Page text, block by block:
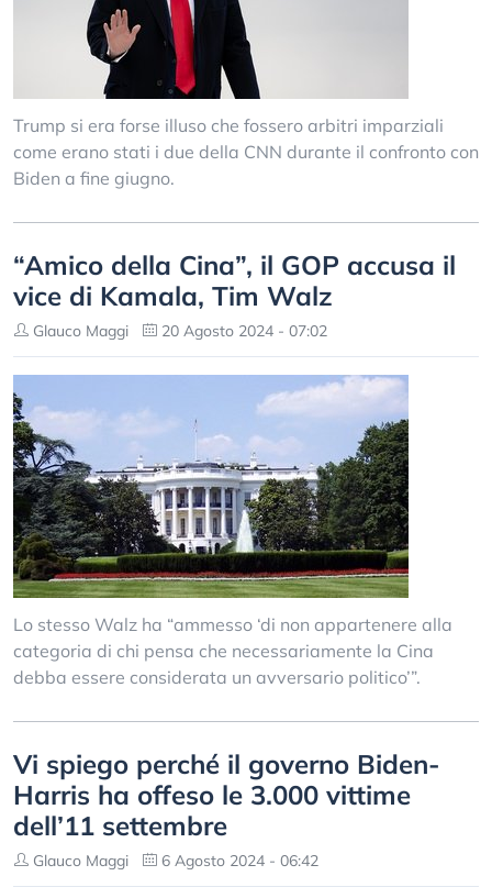
Trump si era forse illuso che fossero arbitri imparziali
come erano stati i due della CNN durante il confronto con
Biden a fine giugno.
“Amico della Cina”, il GOP accusa il
vice di Kamala, Tim Walz
Glauco Maggi 20 Agosto 2024 - 07:02
Lo stesso Walz ha “ammesso ‘di non appartenere alla
categoria di chi pensa che necessariamente la Cina
debba essere considerata un avversario politico’”.
Vi spiego perché il governo Biden-
Harris ha offeso le 3.000 vittime
dell’11 settembre
Glauco Maggi 6 Agosto 2024 - 06:42